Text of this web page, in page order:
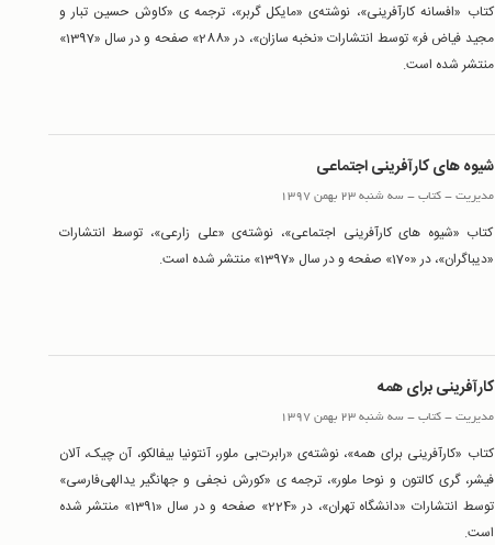
کتاب «افسانه کارآفرینی»، نوشته‌ی «مایکل گربر»، ترجمه ی «کاوش حسین تبار و
مجید فیاض فر» توسط انتشارات «نخبه سازان»، در «288» صفحه و در سال «1397»
منتشر شده است.
شیوه های کارآفرینی اجتماعی
مدیریت-کتاب- سه شنبه 23 بهمن 1397
کتاب «شیوه های کارآفرینی اجتماعی»، نوشته‌ی «علی زارعی»، توسط انتشارات
«دیباگران»، در «170» صفحه و در سال «1397» منتشر شده است.
کارآفرینی برای همه
مدیریت-کتاب- سه شنبه 23 بهمن 1397
کتاب «کارآفرینی برای همه»، نوشته‌ی «رابرت‌بی ملور، آنتونیا بیفالکو، آن چیک، آلان
فیشر، گری کالتون و نوحا ملور»، ترجمه ی «کورش نجفی و جهانگیر یدالهی‌فارسی»
توسط انتشارات «دانشگاه تهران»، در «224» صفحه و در سال «1391» منتشر شده
است.